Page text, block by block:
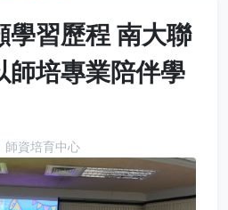
學習歷程 南大聯
師培專業陪伴學
師資培育中心